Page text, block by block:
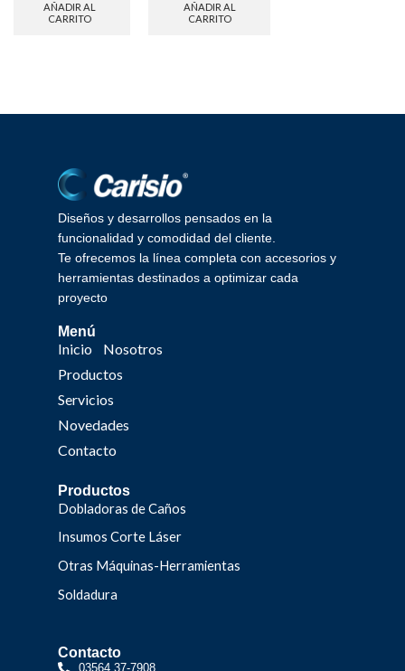
AÑADIR AL
CARRITO
AÑADIR AL
CARRITO
Diseños y desarrollos pensados en la
funcionalidad y comodidad del cliente.
Te ofrecemos la línea completa con accesorios y
herramientas destinados a optimizar cada
proyecto
Menú
Inicio
Nosotros
Productos
Servicios
Novedades
Contacto
Productos
Dobladoras de Caños
Insumos Corte Láser
Otras Máquinas-Herramientas
Soldadura
Contacto
03564 37-7908